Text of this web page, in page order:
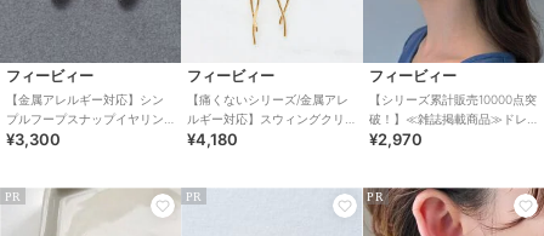
フィービィー
【金属アレルギー対応】シン
プルフープスナップイヤリン
グ シルバー
¥3,300
フィービィー
【痛くないシリーズ/金属アレ
ルギー対応】スウィングクリ
スタルループフィットイヤリ
¥4,180
フィービィー
【シリーズ累計販売10000点突
破！】≪雑誌掲載商品≫ドレ
ッシングパールイヤーカフ
¥2,970
PR PR PR